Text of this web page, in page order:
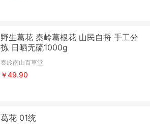
野生葛花 秦岭葛根花 山民自捋 手工分
拣 日晒无硫1000g
秦岭南山百草堂
￥49.90
葛花 01统